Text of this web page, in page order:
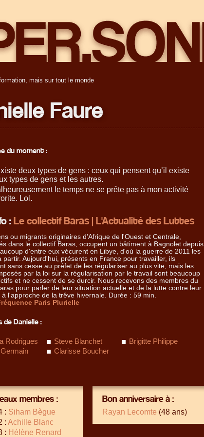
mais sur tout le monde
Faure
du moment :
deux types de gens : ceux qui pensent qu’il existe
types de gens et les autres.
le temps ne se prête pas à mon activité
Lol.
:Le collectif Baras | L'Actualité des Luttes
ou migrants originaires d'Afrique de l'Ouest et Centrale,
dans le collectif Baras, occupent un bâtiment à Bagnolet depuis
d'entre eux vécurent en Libye, d'où la guerre de 2011 les
partir. Aujourd'hui, présents en France pour travailler, ils
sans cesse au préfet de les régulariser au plus vite, mais les
par la loi sur la régularisation par le travail sont beaucoup
et ne cessent de se durcir. Nous recevons des membres du
pour parler de leur situation actuelle et de la lutte contre leur
à l'approche de la trêve hivernale. Durée : 59 min.
Paris Plurielle
de Danielle :
Rodrigues Steve Blanchet
Brigitte Philippe
Clarisse Boucher
membres :
: Siham Bègue
: Achille Blanc
: Hélène Renard
Bon anniversaire à :
Rayan Lecomte (48 ans)